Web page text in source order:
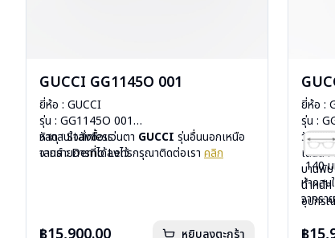
GUCCI GG1145O 001
ยี่ห้อ : GUCCI
รุ่น : GG1145O 001
วัสดุ : Stainless
เลนส์ : Demo Lens
หากสนใจสั่งชื้อแว่นตา GUCCI รุ่นอื่นนอกเหนือ
จากรายการที่ได้ลงไว้ กรุณาติดต่อเรา คลิก
หยิบลงตะกร้า
ยี่ห้อ :
รุ่น :
วัสดุ :
เลนส์
บานพับ
น้ำหนั
อุปกร
140
หากสน
จากรา